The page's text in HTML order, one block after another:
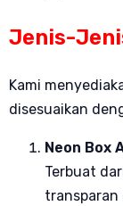
Jenis-
Kami
disesuaikan
Neon Box
Terbuat
transparan